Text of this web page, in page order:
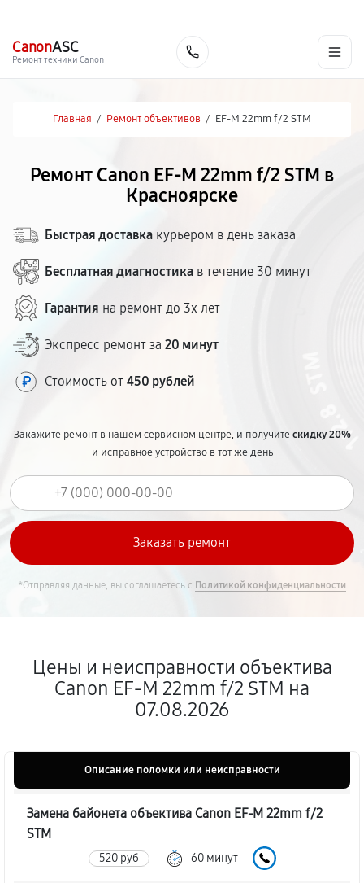
CanonASC
Ремонт техники Canon
Главная / Ремонт объективов / EF-M 22mm f/2 STM
Ремонт Canon EF-M 22mm f/2 STM в
Красноярске
Быстрая доставка курьером в день заказа
Бесплатная диагностика в течение 30 минут
Гарантия на ремонт до 3х лет
Экспресс ремонт за 20 минут
Стоимость от 450 рублей
Закажите ремонт в нашем сервисном центре, и получитескидку 20%
и исправное устройство в тот же день
*Отправляя данные, вы соглашаетесь с Политикой конфиденциальности
Цены и неисправности объектива
Canon EF-M 22mm f/2 STM на
07.08.2026
Описание поломки или неисправности
Замена байонета объектива Canon EF-M 22mm f/2
STM
520 руб 60 минут